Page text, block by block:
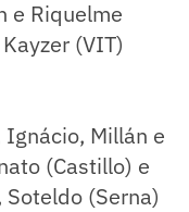
e Riquelme
(VIT)
Ignácio, Millán e
(Castillo) e
(Serna)